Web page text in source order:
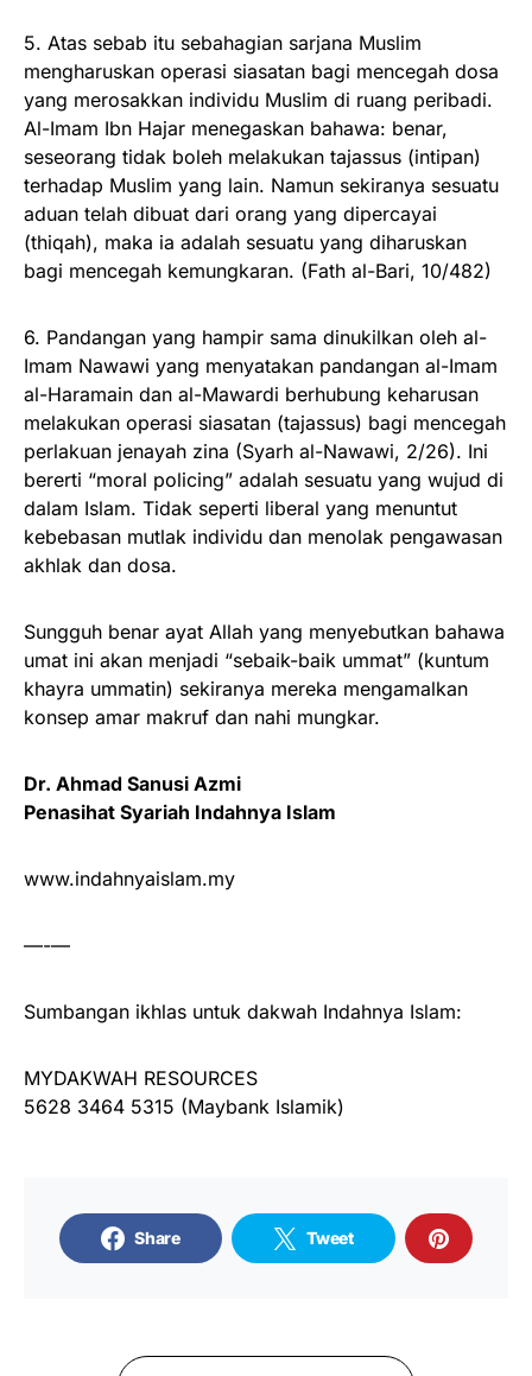
5. Atas sebab itu sebahagian sarjana Muslim
mengharuskan operasi siasatan bagi mencegah dosa
yang merosakkan individu Muslim di ruang peribadi.
Al-Imam Ibn Hajar menegaskan bahawa: benar,
seseorang tidak boleh melakukan tajassus (intipan)
terhadap Muslim yang lain. Namun sekiranya sesuatu
aduan telah dibuat dari orang yang dipercayai
(thiqah), maka ia adalah sesuatu yang diharuskan
bagi mencegah kemungkaran. (Fath al-Bari, 10/482)
6. Pandangan yang hampir sama dinukilkan oleh al-
Imam Nawawi yang menyatakan pandangan al-Imam
al-Haramain dan al-Mawardi berhubung keharusan
melakukan operasi siasatan (tajassus) bagi mencegah
perlakuan jenayah zina (Syarh al-Nawawi, 2/26). Ini
bererti “moral policing” adalah sesuatu yang wujud di
dalam Islam. Tidak seperti liberal yang menuntut
kebebasan mutlak individu dan menolak pengawasan
akhlak dan dosa.
Sungguh benar ayat Allah yang menyebutkan bahawa
umat ini akan menjadi “sebaik-baik ummat” (kuntum
khayra ummatin) sekiranya mereka mengamalkan
konsep amar makruf dan nahi mungkar.
Dr. Ahmad Sanusi Azmi
Penasihat Syariah Indahnya Islam
www.indahnyaislam.my
—-—
Sumbangan ikhlas untuk dakwah Indahnya Islam:
MYDAKWAH RESOURCES
5628 3464 5315 (Maybank Islamik)
Share Tweet